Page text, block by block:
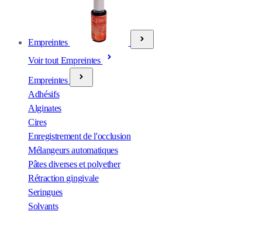
Empreintes
Voir tout Empreintes
Empreintes
Adhésifs
Alginates
Cires
Enregistrement de l'occlusion
Mélangeurs automatiques
Pâtes diverses et polyether
Rétraction gingivale
Seringues
Solvants